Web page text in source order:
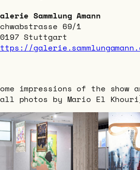
Sammlung Amann
69/1
Stuttgart
impressions of the show
photos by Mario El